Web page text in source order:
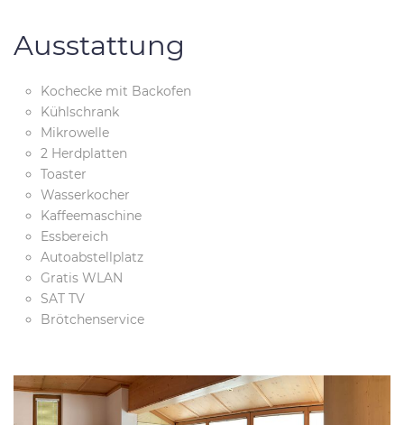
Ausstattung
Kochecke mit Backofen
Kühlschrank
Mikrowelle
2 Herdplatten
Toaster
Wasserkocher
Kaffeemaschine
Essbereich
Autoabstellplatz
Gratis WLAN
SAT TV
Brötchenservice